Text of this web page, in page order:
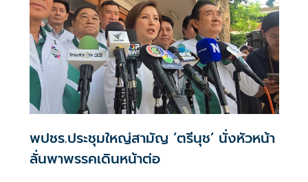
พปชร.ประชุมใหญ่สามัญ ‘ตรีนุช’ นั่งหัวหน้า
ลั่นพาพรรคเดินหน้าต่อ